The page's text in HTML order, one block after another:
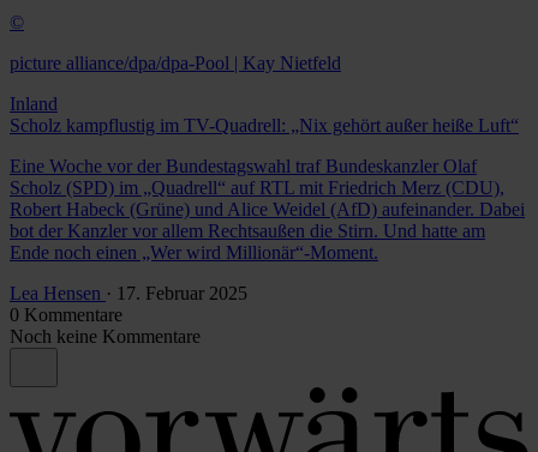
©
picture alliance/dpa/dpa-Pool | Kay Nietfeld
Inland
Scholz kampflustig im TV-Quadrell: „Nix gehört außer heiße Luft“
Eine Woche vor der Bundestagswahl traf Bundeskanzler Olaf
Scholz (SPD) im „Quadrell“ auf RTL mit Friedrich Merz (CDU),
Robert Habeck (Grüne) und Alice Weidel (AfD) aufeinander. Dabei
bot der Kanzler vor allem Rechtsaußen die Stirn. Und hatte am
Ende noch einen „Wer wird Millionär“-Moment.
Lea Hensen · 17. Februar 2025
0 Kommentare
Noch keine Kommentare